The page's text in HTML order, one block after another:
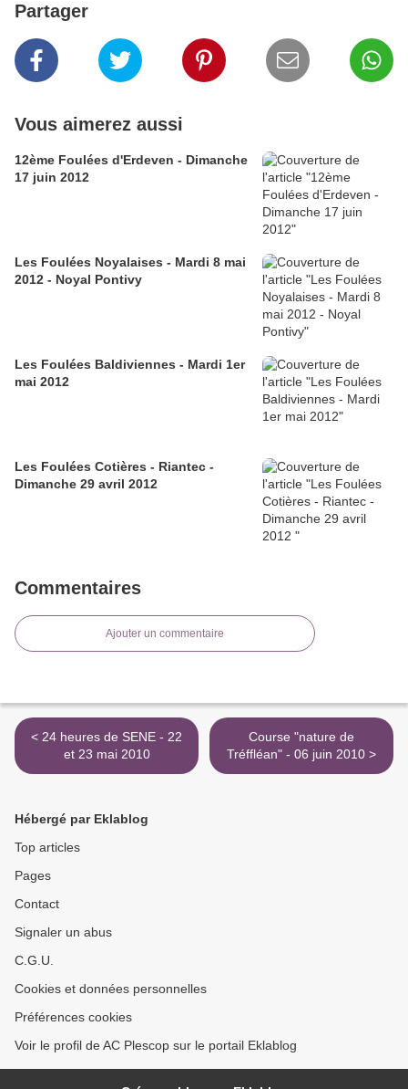
Partager
Vous aimerez aussi
12ème Foulées d'Erdeven - Dimanche
17 juin 2012
Les Foulées Noyalaises - Mardi 8 mai
2012 - Noyal Pontivy
Les Foulées Baldiviennes - Mardi 1er
mai 2012
Les Foulées Cotières - Riantec -
Dimanche 29 avril 2012
Commentaires
Ajouter un commentaire
< 24 heures de SENE - 22
et 23 mai 2010
Course "nature de
Tréffléan" - 06 juin 2010 >
Hébergé par Eklablog
Top articles
Pages
Contact
Signaler un abus
C.G.U.
Cookies et données personnelles
Préférences cookies
Voir le profil de AC Plescop sur le portail Eklablog